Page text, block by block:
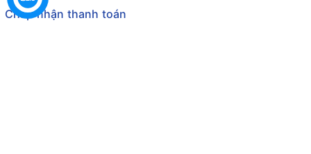
Chấp nhận thanh toán